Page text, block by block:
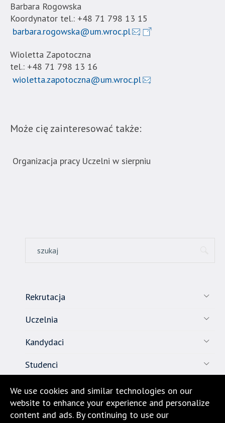
Barbara Rogowska
Koordynator tel.: +48 71 798 13 15
barbara.rogowska@um.wroc.pl
Wioletta Zapotoczna
tel.: +48 71 798 13 16
wioletta.zapotoczna@um.wroc.pl
Może cię zainteresować także:
Organizacja pracy Uczelni w sierpniu
Rekrutacja
Uczelnia
Kandydaci
Studenci
Pracownicy
Nauka
We use cookies and similar technologies on our
website to enhance your experience and personalize
content and ads. By continuing to use our